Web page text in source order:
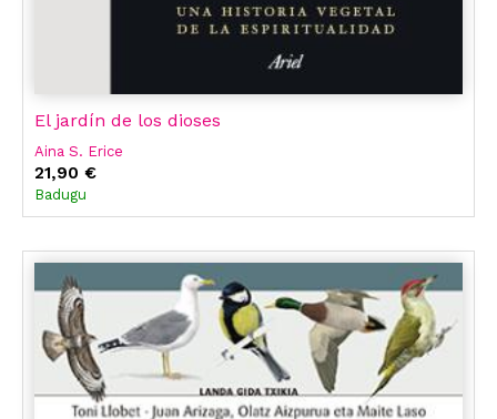
El jardín de los dioses
Aina S. Erice
21,90 €
Badugu